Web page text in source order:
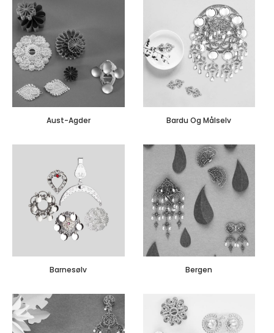
Aust-Agder Bardu Og Målselv
Barnesølv Bergen